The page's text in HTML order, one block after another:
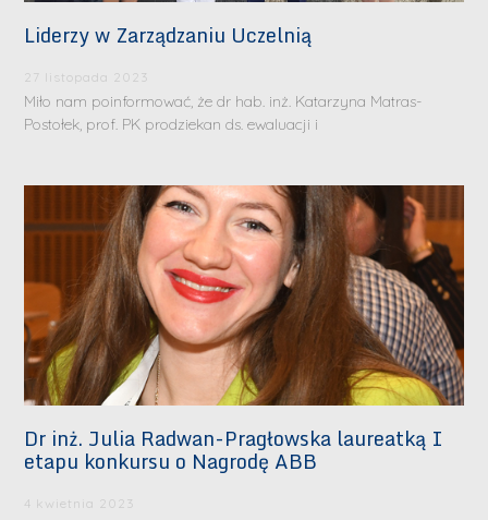
Liderzy w Zarządzaniu Uczelnią
27 listopada 2023
Miło nam poinformować, że dr hab. inż. Katarzyna Matras-
Postołek, prof. PK prodziekan ds. ewaluacji i
Dr inż. Julia Radwan-Pragłowska laureatką I
etapu konkursu o Nagrodę ABB
4 kwietnia 2023